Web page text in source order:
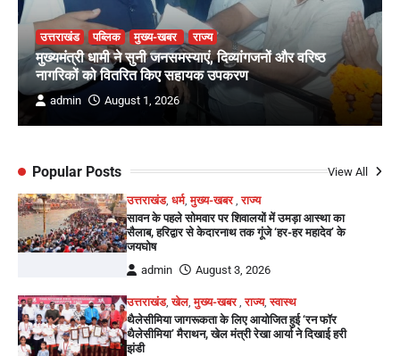
उत्तराखंड पब्लिक मुख्य-खबर राज्य
मुख्यमंत्री धामी ने सुनी जनसमस्याएं, दिव्यांगजनों और वरिष्ठ
नागरिकों को वितरित किए सहायक उपकरण
admin August 1, 2026
Popular Posts View All
उत्तराखंड,धर्म,मुख्य-खबर ,राज्य
सावन के पहले सोमवार पर शिवालयों में उमड़ा आस्था का
सैलाब, हरिद्वार से केदारनाथ तक गूंजे ‘हर-हर महादेव’ के
जयघोष
admin
August 3, 2026
उत्तराखंड,खेल,मुख्य-खबर ,राज्य,स्वास्थ
थैलेसीमिया जागरूकता के लिए आयोजित हुई ‘रन फॉर
थैलेसीमिया’ मैराथन, खेल मंत्री रेखा आर्या ने दिखाई हरी
झंडी